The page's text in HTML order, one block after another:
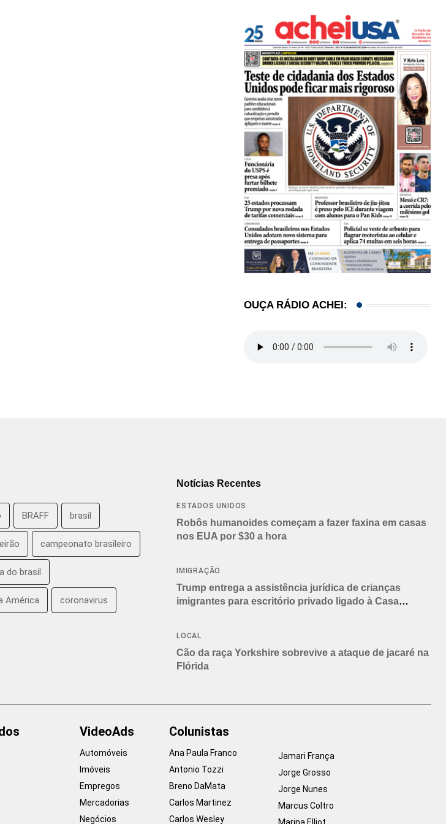
OUÇA RÁDIO ACHEI:
BRAFF brasil
campeonato brasileiro
do brasil
América coronavirus
Notícias Recentes
ESTADOS UNIDOS
Robôs humanoides começam a fazer faxina em casas
nos EUA por $30 a hora
IMIGRAÇÃO
Trump entrega a assistência jurídica de crianças
imigrantes para escritório privado ligado à Casa
LOCAL
Cão da raça Yorkshire sobrevive a ataque de jacaré na
Flórida
VideoAds
Automóveis
Imóveis
Empregos
Mercadorias
Negócios
Colunistas
Ana Paula Franco
Antonio Tozzi
Breno DaMata
Carlos Martinez
Carlos Wesley
Jamari França
Jorge Grosso
Jorge Nunes
Marcus Coltro